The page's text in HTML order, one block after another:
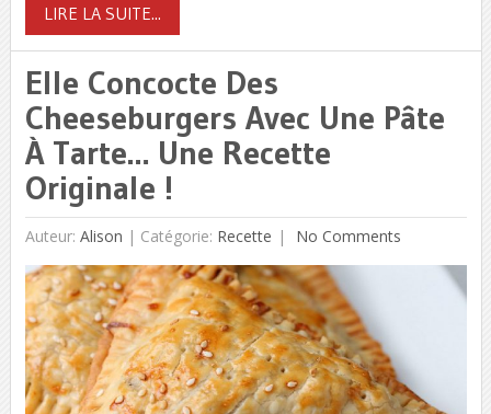
LIRE LA SUITE...
Elle Concocte Des
Cheeseburgers Avec Une Pâte
À Tarte… Une Recette
Originale !
Auteur: Alison | Catégorie: Recette No Comments